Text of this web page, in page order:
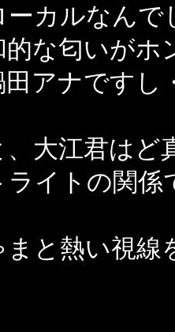
ーカルなんで
的な匂いが
アナですし
、大江君は
ライトの関係
まと熱い視線